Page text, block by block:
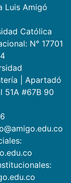
Luis Amigó
Católica
N° 17701
Apartadó
51A #67B 90